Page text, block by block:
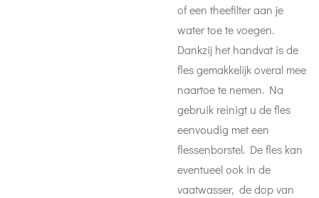
of een theefilter aan je
water toe te voegen.
Dankzij het handvat is de
fles gemakkelijk overal mee
naartoe te nemen. Na
gebruik reinigt u de fles
eenvoudig met een
flessenborstel. De fles kan
eventueel ook in de
vaatwasser, de dop van